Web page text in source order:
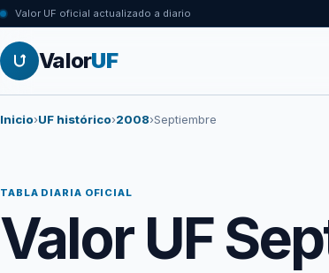
Valor UF oficial actualizado a diario
ValorUF
Inicio›UF histórico›2008›Septiembre
TABLA DIARIA OFICIAL
Valor UF